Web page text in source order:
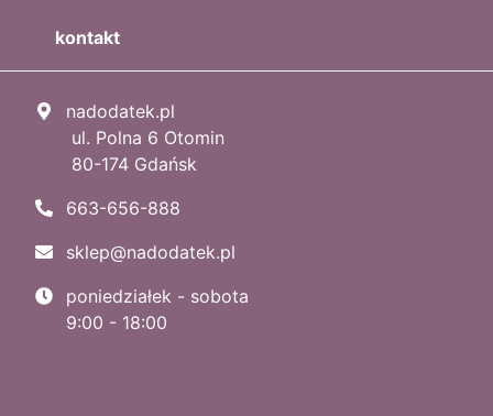
kontakt
nadodatek.pl
ul. Polna 6 Otomin
80-174 Gdańsk
663-656-888
sklep@nadodatek.pl
poniedziałek - sobota
9:00 - 18:00